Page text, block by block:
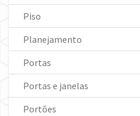
Piso
Planejamento
Portas
Portas e janelas
Portões